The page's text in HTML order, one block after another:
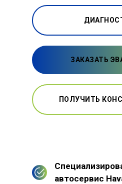
ЗАКАЗАТЬ
ПОЛУЧИТЬ
автосервис